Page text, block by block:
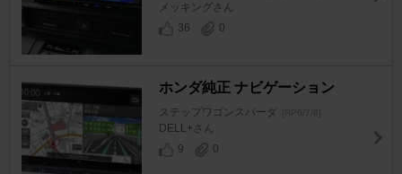
メッキングさん
36
0
ホンダ純正 ナビゲーション
ステップワゴンスパーダ [RP6/7/8]
DELL+さん
9
0